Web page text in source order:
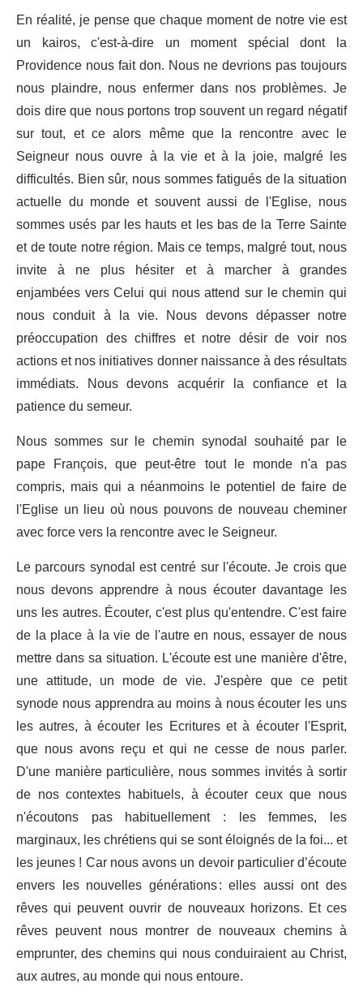
En réalité, je pense que chaque moment de notre vie est
un kairos, c'est-à-dire un moment spécial dont la
Providence nous fait don. Nous ne devrions pas toujours
nous plaindre, nous enfermer dans nos problèmes. Je
dois dire que nous portons trop souvent un regard négatif
sur tout, et ce alors même que la rencontre avec le
Seigneur nous ouvre à la vie et à la joie, malgré les
difficultés. Bien sûr, nous sommes fatigués de la situation
actuelle du monde et souvent aussi de l'Eglise, nous
sommes usés par les hauts et les bas de la Terre Sainte
et de toute notre région. Mais ce temps, malgré tout, nous
invite à ne plus hésiter et à marcher à grandes
enjambées vers Celui qui nous attend sur le chemin qui
nous conduit à la vie. Nous devons dépasser notre
préoccupation des chiffres et notre désir de voir nos
actions et nos initiatives donner naissance à des résultats
immédiats. Nous devons acquérir la confiance et la
patience du semeur.
Nous sommes sur le chemin synodal souhaité par le
pape François, que peut-être tout le monde n'a pas
compris, mais qui a néanmoins le potentiel de faire de
l'Eglise un lieu où nous pouvons de nouveau cheminer
avec force vers la rencontre avec le Seigneur.
Le parcours synodal est centré sur l'écoute. Je crois que
nous devons apprendre à nous écouter davantage les
uns les autres. Écouter, c'est plus qu'entendre. C'est faire
de la place à la vie de l'autre en nous, essayer de nous
mettre dans sa situation. L'écoute est une manière d'être,
une attitude, un mode de vie. J'espère que ce petit
synode nous apprendra au moins à nous écouter les uns
les autres, à écouter les Ecritures et à écouter l'Esprit,
que nous avons reçu et qui ne cesse de nous parler.
D'une manière particulière, nous sommes invités à sortir
de nos contextes habituels, à écouter ceux que nous
n'écoutons pas habituellement : les femmes, les
marginaux, les chrétiens qui se sont éloignés de la foi... et
les jeunes ! Car nous avons un devoir particulier d’écoute
envers les nouvelles générations : elles aussi ont des
rêves qui peuvent ouvrir de nouveaux horizons. Et ces
rêves peuvent nous montrer de nouveaux chemins à
emprunter, des chemins qui nous conduiraient au Christ,
aux autres, au monde qui nous entoure.